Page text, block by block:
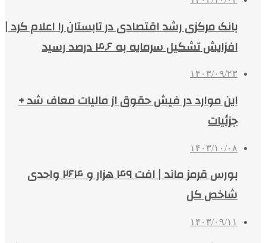
بانک مرکزی رشد اقتصادی در تابستان را اعلام کرد |
افزایش تشکیل سرمایه به ۴.۶ درصد رسید
۱۴۰۳/۰۹/۲۳
این موارد در فیش حقوق از مالیات معاف شد +
جزئیات
۱۴۰۳/۱۰/۰۸
بورس قرمز ماند | افت ۴۹ هزار و ۲۶۴ واحدی
شاخص کل
۱۴۰۳/۰۹/۱۱